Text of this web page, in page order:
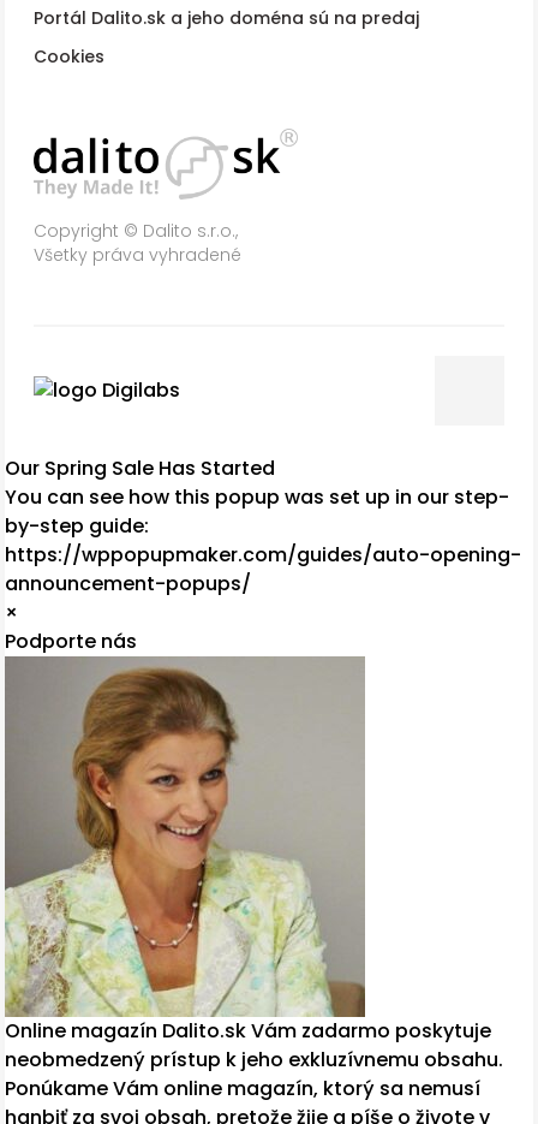
Copyright © Dalito s.r.o.,
Všetky práva vyhradené
Portál Dalito.sk a jeho doména sú na predaj
Cookies
Our Spring Sale Has Started
You can see how this popup was set up in our step-
by-step guide:
https://wppopupmaker.com/guides/auto-opening-
announcement-popups/
×
Podporte nás
Online magazín Dalito.sk Vám zadarmo poskytuje
neobmedzený prístup k jeho exkluzívnemu obsahu.
Ponúkame Vám online magazín, ktorý sa nemusí
hanbiť za svoj obsah, pretože žije a píše o živote v